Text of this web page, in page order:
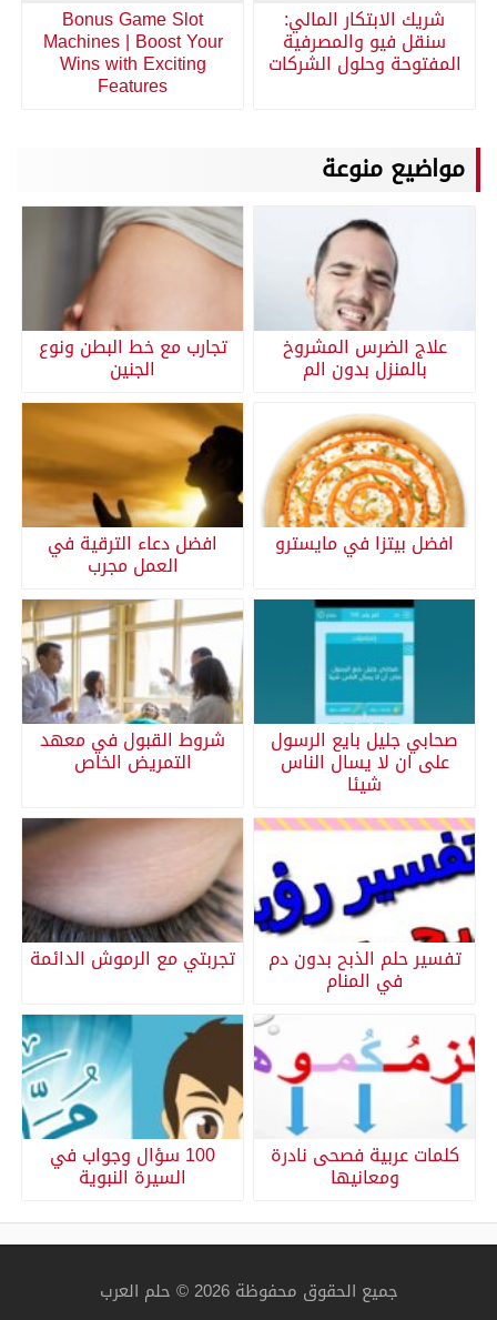
شريك الابتكار المالي:
سنقل فيو والمصرفية
المفتوحة وحلول الشركات
Bonus Game Slot
Machines | Boost Your
Wins with Exciting
Features
مواضيع منوعة
علاج الضرس المشروخ
بالمنزل بدون الم
تجارب مع خط البطن ونوع
الجنين
افضل بيتزا في مايسترو افضل دعاء الترقية في
العمل مجرب
صحابي جليل بايع الرسول
على ان لا يسال الناس
شيئا
شروط القبول في معهد
التمريض الخاص
تفسير حلم الذبح بدون دم
في المنام
تجربتي مع الرموش الدائمة
كلمات عربية فصحى نادرة
ومعانيها
100 سؤال وجواب في
السيرة النبوية
جميع الحقوق محفوظة 2026 © حلم العرب